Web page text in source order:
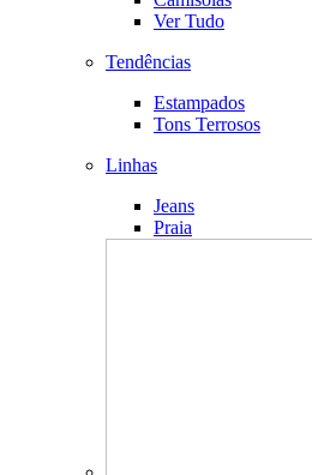
Ver Tudo
Tendências
Estampados
Tons Terrosos
Linhas
Jeans
Praia